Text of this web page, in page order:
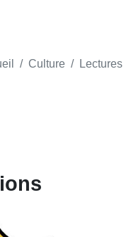
Culture Lectures